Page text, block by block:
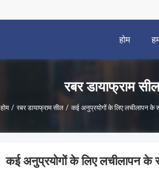
होम
रबर डायाफ्राम
होम / रबर डायाफ्राम सील / कई अनुप्रयोगों के लिए लचीलापन के
कई अनुप्रयोगों के लिए लचीलापन के